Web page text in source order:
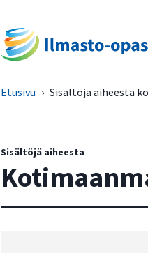
Etusivu › Sisältöjä aiheesta
Sisältöjä aiheesta